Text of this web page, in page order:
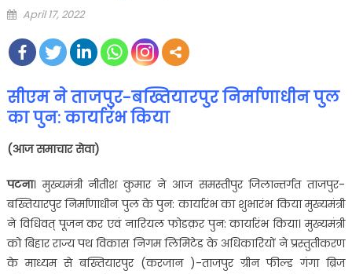
Posted
April 17, 2022
सीएम ने ताजपुर-बख्तियारपुर निर्माणाधीन पुल
का पुन: कार्यारंभ किया
(आज समाचार सेवा)
पटना। मुख्यमंत्री नीतीश कुमार ने आज समस्तीपुर जिलान्तर्गत ताजपुर-
बख्तियारपुर निर्माणाधीन पुल के पुन: कार्यारंभ का शुभारंभ किया मुख्यमंत्री
ने विधिवत् पूजन कर एवं नारियल फोडक़र पुन: कार्यारंभ किया। मुख्यमंत्री
को बिहार राज्य पथ विकास निगम लिमिटेड के अधिकारियों ने प्रस्तुतीकरण
के माध्यम से बख्तियारपुर (करजान )-ताजपुर ग्रीन फील्ड गंगा ब्रिज